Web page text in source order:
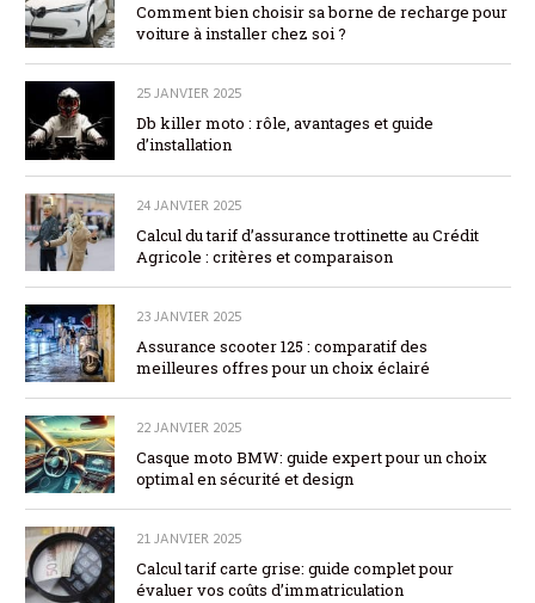
Comment bien choisir sa borne de recharge pour
voiture à installer chez soi ?
25 JANVIER 2025
Db killer moto : rôle, avantages et guide
d’installation
24 JANVIER 2025
Calcul du tarif d’assurance trottinette au Crédit
Agricole : critères et comparaison
23 JANVIER 2025
Assurance scooter 125 : comparatif des
meilleures offres pour un choix éclairé
22 JANVIER 2025
Casque moto BMW: guide expert pour un choix
optimal en sécurité et design
21 JANVIER 2025
Calcul tarif carte grise: guide complet pour
évaluer vos coûts d’immatriculation